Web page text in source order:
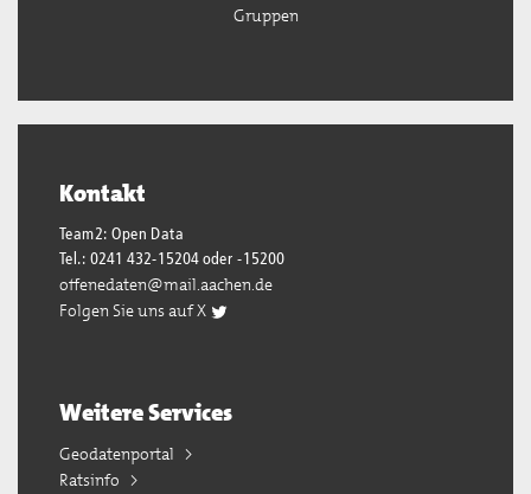
Gruppen
Kontakt
Team2: Open Data
Tel.: 0241 432-15204 oder -15200
offenedaten@mail.aachen.de
Folgen Sie uns auf X
Weitere Services
Geodatenportal
Ratsinfo